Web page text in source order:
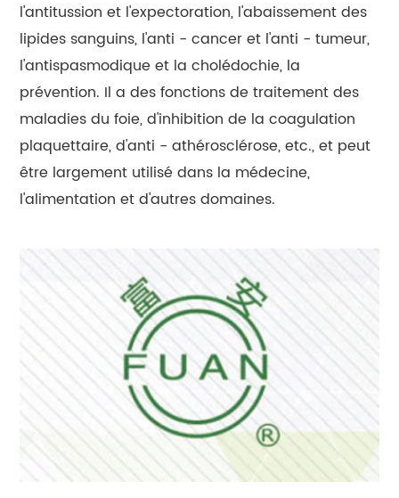
l'antitussion et l'expectoration, l'abaissement des
lipides sanguins, l'anti - cancer et l'anti - tumeur,
l'antispasmodique et la cholédochie, la
prévention. Il a des fonctions de traitement des
maladies du foie, d'inhibition de la coagulation
plaquettaire, d'anti - athérosclérose, etc., et peut
être largement utilisé dans la médecine,
l'alimentation et d'autres domaines.